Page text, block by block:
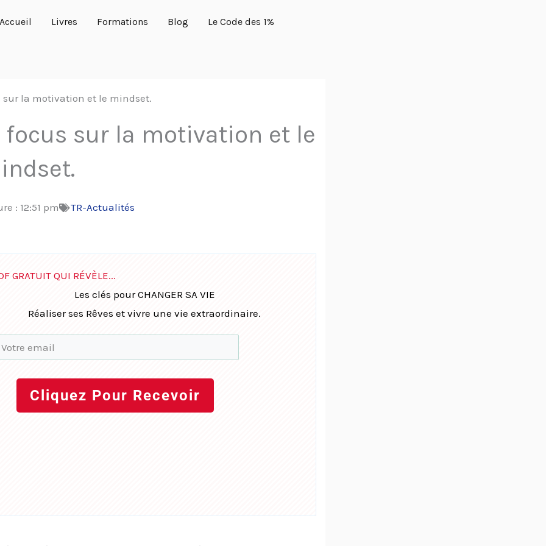
Livres Formations Blog Le Code des 1%
sur la motivation et le mindset.
focus sur la motivation et le
: 12:51 pm TR-Actualités
GRATUIT QUI RÉVÈLE...
Les clés pour CHANGER SA VIE
Réaliser ses Rêves et vivre une vie extraordinaire.
Cliquez Pour Recevoir